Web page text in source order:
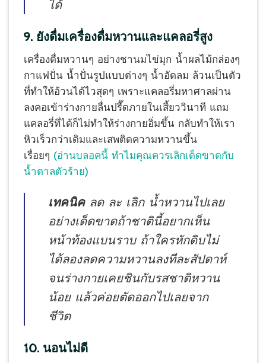
ได้
9. ยังดื่มเครื่องดื่มหวานและแคลอรี่สูง
เครื่องดื่มหวานๆ อย่างชานมไข่มุก น้ำผลไม้กล่องๆ
กาแฟปั่น น้ำปั่นรูปแบบต่างๆ น้ำอัดลม ล้วนเป็นตัว
ที่ทำให้อ้วนได้ไวสุดๆ เพราะแคลอรี่มหาศาลผ่าน
ลงคอเข้าร่างกายลื่นปรื๊ดภายในเสี้ยววินาที แถม
แคลอรี่ที่ได้ก็ไม่ทำให้ร่างกายอิ่มขึ้น กลับทำให้เรา
หิวเร็วกว่าเดิมและเสพติดความหวานขึ้น
เรื่อยๆ (อ่านบลอคนี้ ทำไมคุณควรเลิกเด็ดขาดกับ
น้ำตาลตัวร้าย)
เทคนิค ลด ละ เลิก น้ำหวานไปเลย
อย่างเด็ดขาดถ้าชาตินี้อยากเห็น
หน้าท้องแบนราบ ถ้าใครหักดิบไม่
ได้ลองลดความหวานลงทีละสัปดาห์
จนร่างกายเคยชินกับรสชาติหวาน
น้อย แล้วค่อยตัดออกไปเลยจาก
ชีวิต
10. นอนไม่ดี